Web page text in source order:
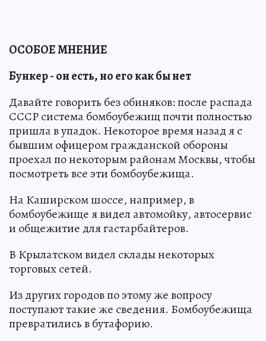
ОСОБОЕ МНЕНИЕ
Бункер - он есть, но его как бы нет
Давайте говорить без обиняков: после распада
СССР система бомбоубежищ почти полностью
пришла в упадок. Некоторое время назад я с
бывшим офицером гражданской обороны
проехал по некоторым районам Москвы, чтобы
посмотреть все эти бомбоубежища.
На Каширском шоссе, например, в
бомбоубежище я видел автомойку, автосервис
и общежитие для гастарбайтеров.
В Крылатском видел склады некоторых
торговых сетей.
Из других городов по этому же вопросу
поступают такие же сведения. Бомбоубежища
превратились в бутафорию.